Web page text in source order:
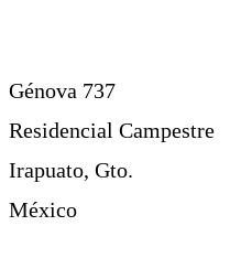
Génova 737
Residencial Campestre
Irapuato, Gto.
México